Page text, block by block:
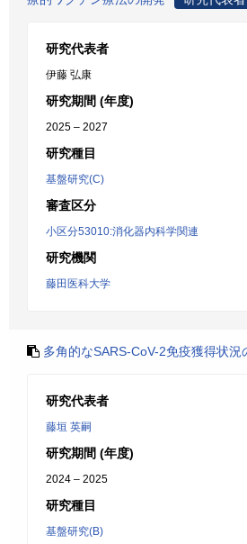
研究代表者
伊藤 弘康
研究期間 (年度)
2025 – 2027
研究種目
基盤研究(C)
審査区分
小区分53010:消化器内科学関連
研究機関
藤田医科大学
多角的なSARS-CoV-2免疫獲得状況
研究代表者
藤垣 英嗣
研究期間 (年度)
2024 – 2025
研究種目
基盤研究(B)